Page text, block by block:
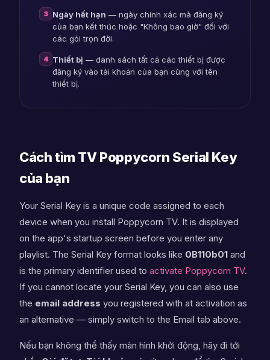
3 Ngày hết hạn — ngày chính xác mà đăng ký
của bạn kết thúc hoặc "Không bao giờ" đối với
các gói trọn đời.
4 Thiết bị — danh sách tất cả các thiết bị được
đăng ký vào tài khoản của bạn cùng với tên
thiết bị.
Cách tìm TV Poppycorn Serial Key
của bạn
Your Serial Key is a unique code assigned to each
device when you install Poppycorn TV. It is displayed
on the app's startup screen before you enter any
playlist. The Serial Key format looks like 0B110b01 and
is the primary identifier used to activate Poppycorn TV.
If you cannot locate your Serial Key, you can also use
the email address you registered with at activation as
an alternative — simply switch to the Email tab above.
Nếu bạn không thể thấy màn hình khởi động, hãy đi tới